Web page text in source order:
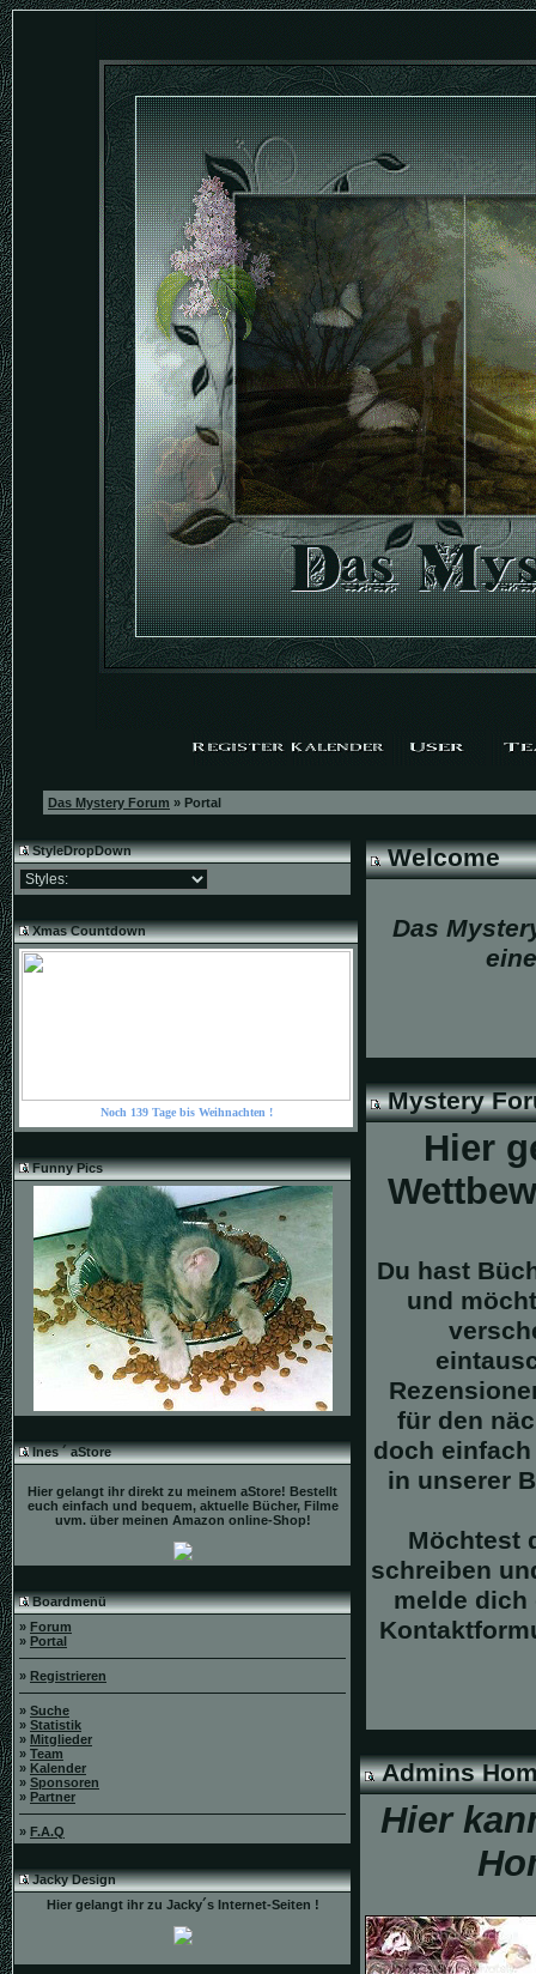
Das Mystery Forum » Portal
StyleDropDown
Xmas Countdown
Noch 139 Tage bis Weihnachten !
Funny Pics
Ines ´ aStore
Hier gelangt ihr direkt zu meinem aStore! Bestellt
euch einfach und bequem, aktuelle Bücher, Filme
uvm. über meinen Amazon online-Shop!
Boardmenü
» Forum
» Portal
» Registrieren
» Suche
» Statistik
» Mitglieder
» Team
» Kalender
» Sponsoren
» Partner
» F.A.Q
Jacky Design
Hier gelangt ihr zu Jacky´s Internet-Seiten !
Welcome
Das
Mystery
Hier
Du hast
und
für den
doch
in unserer
Möchtest
schreiben
melde dich
Admins
Hier